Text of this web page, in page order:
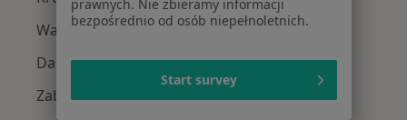
Wady wzroku w Warszawie
Dalekowzroczność w Warszawie
Zaburzenia widzenia w Warszawie
prawnych. Nie zbieramy informacji
bezpośrednio od osób niepełnoletnich.
Start survey